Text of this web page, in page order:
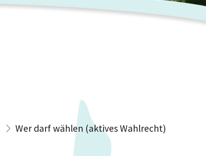
Wer darf wählen (aktives Wahlrecht)